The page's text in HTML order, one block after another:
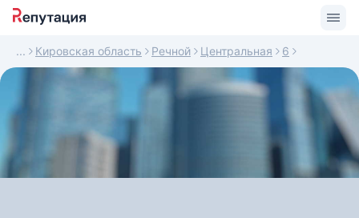
Кировская область Речной Центральная 6